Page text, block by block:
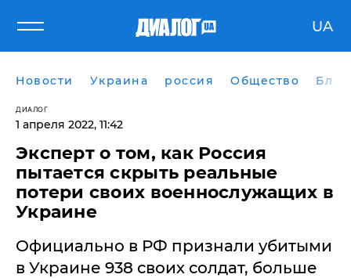
UA
Новости Украина россия Общество
ДИАЛОГ
1 апреля 2022, 11:42
​Эксперт о том, как Россия
пытается скрыть реальные
потери своих военнослужащих в
Украине
Официально в РФ признали убитыми
в Украине 938 своих солдат, больше